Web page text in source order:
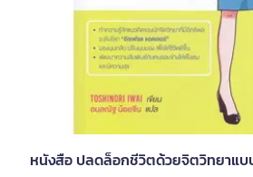
หนังสือ ปลดล็อกชีวิตด้วยจิตวิทยาแบ